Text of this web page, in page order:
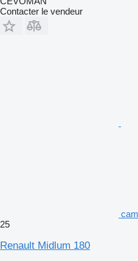
Contacter le vendeur
25
Renault Midlum 180